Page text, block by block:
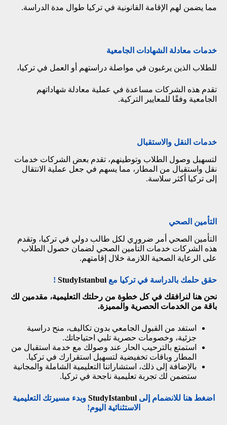
مما يضمن لهم الإقامة القانونية في تركيا طوال مدة الدراسة.
خدمات معادلة الشهادات الجامعية
للطلاب الذين يرغبون في مواصلة دراستهم أو العمل في تركيا،
تقدم هذه الشركات مساعدة في عملية معادلة شهاداتهم
الجامعية وفقًا للمعايير التركية.
خدمات النقل والاستقبال
لتسهيل وصول الطلاب وتوطينهم، تقدم بعض الشركات خدمات
نقل واستقبال من المطار، مما يسهم في جعل عملية الانتقال
إلى تركيا أكثر سلاسة.
التأمين الصحي
التأمين الصحي أمر ضروري لكل طالب دولي في تركيا، وتقدم
هذه الشركات خدمات التأمين الصحي لضمان حصول الطلاب
على الرعاية الصحية اللازمة خلال إقامتهم.
حقق حلمك بالدراسة في تركيا مع StudyIstanbul
!
نحن هنا لنرافقك في كل خطوة من رحلتك التعليمية، مقدمين لك
باقة من الخدمات الحصرية والمميزة.
استفد من القبول الجامعي بدون تكاليف، منح دراسية
جزئية، وخصومات حصرية تلبي احتياجاتك.
استمتع بالترحيب الحار عند وصولك مع خدمة استقبال من
المطار وباقات تخفيضية لتسهيل استقرارك في تركيا.
بالإضافة إلى ذلك، استشاراتنا التعليمية الشاملة والمجانية
ستضمن لك تجربة تعليمية ناجحة في تركيا.
اضغط هنا للانضمام إلىStudyIstanbul وبدء مسيرتك التعليمية
الاستثنائية اليوم!